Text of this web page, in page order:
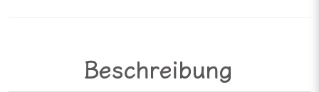
Beschreibung